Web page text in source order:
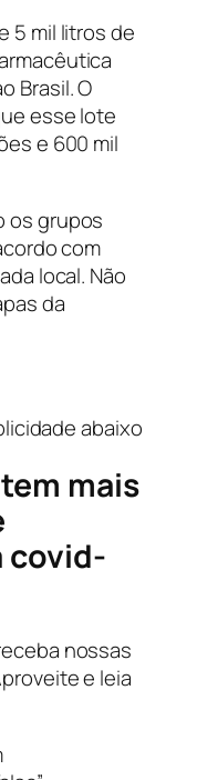
5 mil litros de
Brasil. O
esse lote
e 600 mil
os grupos
com
local. Não
da
abaixo
mais
covid-
nossas
e leia